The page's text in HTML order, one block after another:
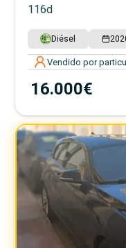
116d
Diésel
Vendido por
16.000€